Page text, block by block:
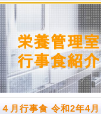
４月行事食 令和2年4月